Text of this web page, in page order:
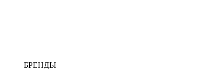
БРЕНДЫ